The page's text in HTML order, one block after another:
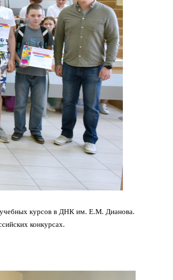
курсов в ДНК им. Е.М. Дианова.
конкурсах.